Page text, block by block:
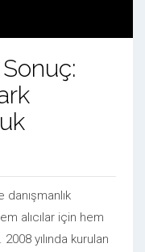
danışmanlık
alıcılar için hem
yılında kurulan